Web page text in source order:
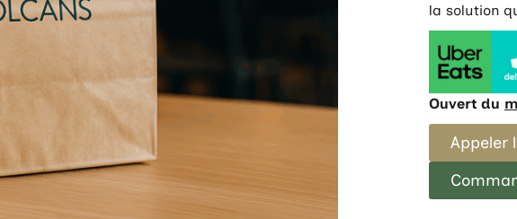
la solution
Ouvert du
Appeler